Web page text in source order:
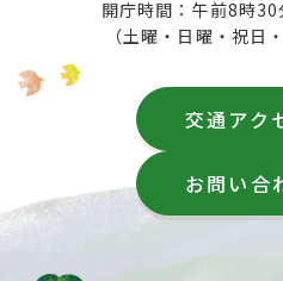
開庁時間：午前8時
（土曜・日曜・祝日
交通アク
お問い合